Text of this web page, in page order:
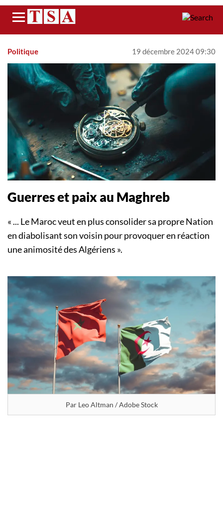
Menu
Politique 19 décembre 2024 09:30
Guerres et paix au Maghreb
« ... Le Maroc veut en plus consolider sa propre Nation
en diabolisant son voisin pour provoquer en réaction
une animosité des Algériens ».
Par Leo Altman / Adobe Stock